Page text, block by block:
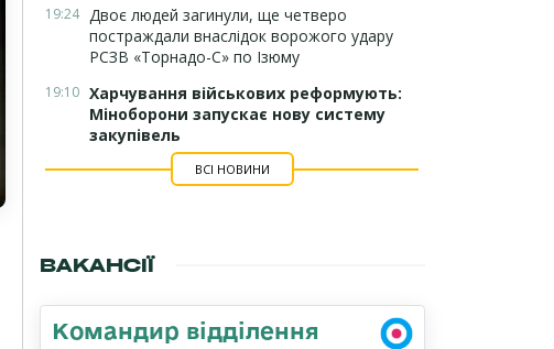
19:24 Двоє людей загинули, ще четверо
постраждали внаслідок ворожого удару
РСЗВ «Торнадо-С» по Ізюму
19:10 Харчування військових реформують:
Міноборони запускає нову систему
закупівель
ВСІ НОВИНИ
ВАКАНСІЇ
Командир відділення